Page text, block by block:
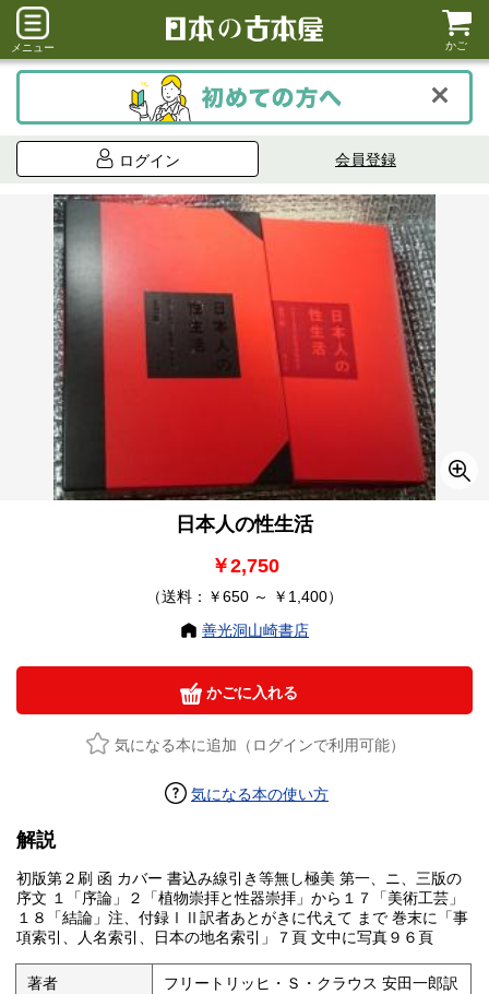
メニュー かご
ログイン 会員登録
日本人の性生活
￥2,750
（送料：￥650 ～ ￥1,400）
善光洞山崎書店
かごに入れる
気になる本に追加（ログインで利用可能）
気になる本の使い方
解説
初版第２刷 函 カバー 書込み線引き等無し極美 第一、ニ、三版の
序文 １「序論」２「植物崇拝と性器崇拝」から１７「美術工芸」
１８「結論」注、付録ⅠⅡ訳者あとがきに代えて まで 巻末に「事
項索引、人名索引、日本の地名索引」７頁 文中に写真９６頁
著者 フリートリッヒ・Ｓ・クラウス 安田一郎訳